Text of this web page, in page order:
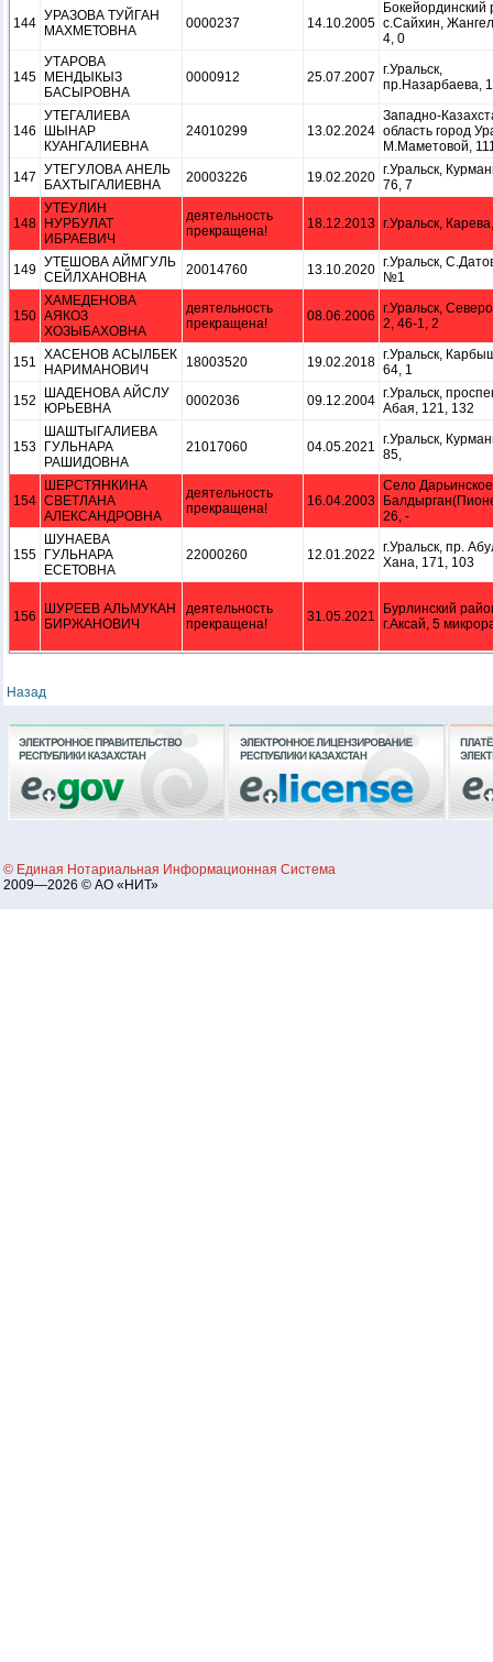
144 УРАЗОВА ТУЙГАН
МАХМЕТОВНА
0000237 14.10.2005
Бокейординский
с.Сайхин,
4, 0
145
УТАРОВА
МЕНДЫКЫЗ
БАСЫРОВНА
0000912 25.07.2007 г.Уральск,
пр.Назарбаева,
146
УТЕГАЛИЕВА
ШЫНАР
КУАНГАЛИЕВНА
24010299 13.02.2024
Западно-
область город
М.Маметовой,
147 УТЕГУЛОВА АНЕЛЬ
БАХТЫГАЛИЕВНА
20003226 19.02.2020 г.Уральск,
76, 7
148
УТЕУЛИН
НУРБУЛАТ
ИБРАЕВИЧ
деятельность
прекращена!
18.12.2013 г.Уральск,
149 УТЕШОВА АЙМГУЛЬ
СЕЙЛХАНОВНА
20014760 13.10.2020 г.Уральск,
№1
150
ХАМЕДЕНОВА
АЯКОЗ
ХОЗЫБАХОВНА
деятельность
прекращена!
08.06.2006 г.Уральск,
2, 46-1, 2
151 ХАСЕНОВ АСЫЛБЕК
НАРИМАНОВИЧ
18003520 19.02.2018 г.Уральск,
64, 1
152
ШАДЕНОВА АЙСЛУ
ЮРЬЕВНА
0002036 09.12.2004 г.Уральск,
Абая, 121, 132
153
ШАШТЫГАЛИЕВА
ГУЛЬНАРА
РАШИДОВНА
21017060 04.05.2021 г.Уральск,
85,
154
ШЕРСТЯНКИНА
СВЕТЛАНА
АЛЕКСАНДРОВНА
деятельность
прекращена!
16.04.2003
Село
26, -
155
ШУНАЕВА
ГУЛЬНАРА
ЕСЕТОВНА
22000260 12.01.2022 г.Уральск, пр.
Хана, 171, 103
156
ШУРЕЕВ АЛЬМУКАН
БИРЖАНОВИЧ
деятельность
прекращена!
31.05.2021
Бурлинский
г.Аксай, 5
Назад
© Единая Нотариальная Информационная Система
2009—2026 © АО «НИТ»